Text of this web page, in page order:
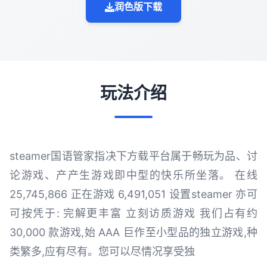
润色版下载
玩法介绍
steamer国语管家指决下方载平台属于畅玩为品、讨
论游戏、产产生游戏即中型的快乐所坐落。 在线
25,745,866 正在游戏 6,491,051 设置steamer 亦可
可按凭于: 完解更丰富 立刻访质游戏 我们占有约
30,000 款游戏,始 AAA 巨作至小型品的独立游戏,种
类繁多,应有尽有。您可以尽情况享受独